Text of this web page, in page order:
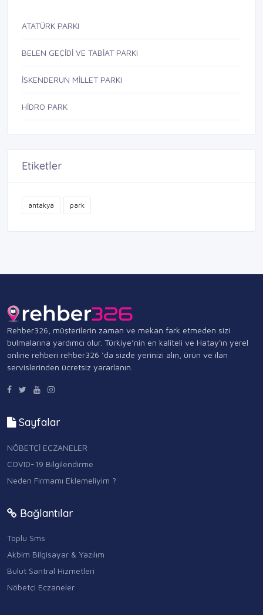
ATATÜRK PARKI
BELEN GEÇİDİ VE TABİAT PARKI
İSKENDERUN MİLLET PARKI
HİDRO PARK
Etiketler
antakya park
Rehber326, müşterilerin zaman ve mekan fark etmeden sizi
bulmalarına yardımcı olur. Türkiye’nin en kaliteli ve Hatay'ın yerel
online rehberi rehber326 ‘da sizde yerinizi alın, ürün ve ilan
servislerinden ücretsiz yararlanın.
Sayfalar
NÖBETÇİ ECZANELER
COVID-19 Bilgilendirme
Neden Firmamı Eklemeliyim ?
Bağlantılar
Toplu Sms
Akbim Bilgisayar & Yazılım
Bulut Santral Hizmetleri
Nöbetçi Eczaneler